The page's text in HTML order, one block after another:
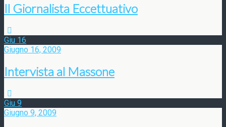
Il Giornalista Eccettuativo
Giu 16
Giugno 16, 2009
Intervista al Massone
Giu 9
Giugno 9, 2009